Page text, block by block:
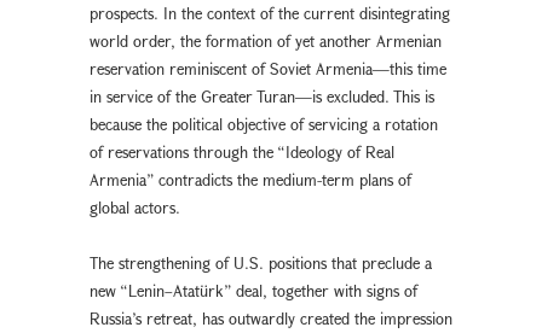
prospects. In the context of the current disintegrating
world order, the formation of yet another Armenian
reservation reminiscent of Soviet Armenia—this time
in service of the Greater Turan—is excluded. This is
because the political objective of servicing a rotation
of reservations through the “Ideology of Real
Armenia” contradicts the medium-term plans of
global actors.
The strengthening of U.S. positions that preclude a
new “Lenin–Atatürk” deal, together with signs of
Russia’s retreat, has outwardly created the impression